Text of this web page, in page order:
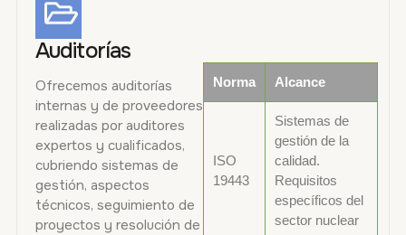
Auditorías
Ofrecemos auditorías
internas y de proveedores
realizadas por auditores
expertos y cualificados,
cubriendo sistemas de
gestión, aspectos
técnicos, seguimiento de
proyectos y resolución de
Norma Alcance
ISO
19443
Sistemas de
gestión de la
calidad.
Requisitos
específicos del
sector nuclear